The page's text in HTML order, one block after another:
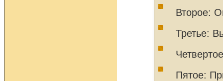
Второе:
Третье:
Пятое: